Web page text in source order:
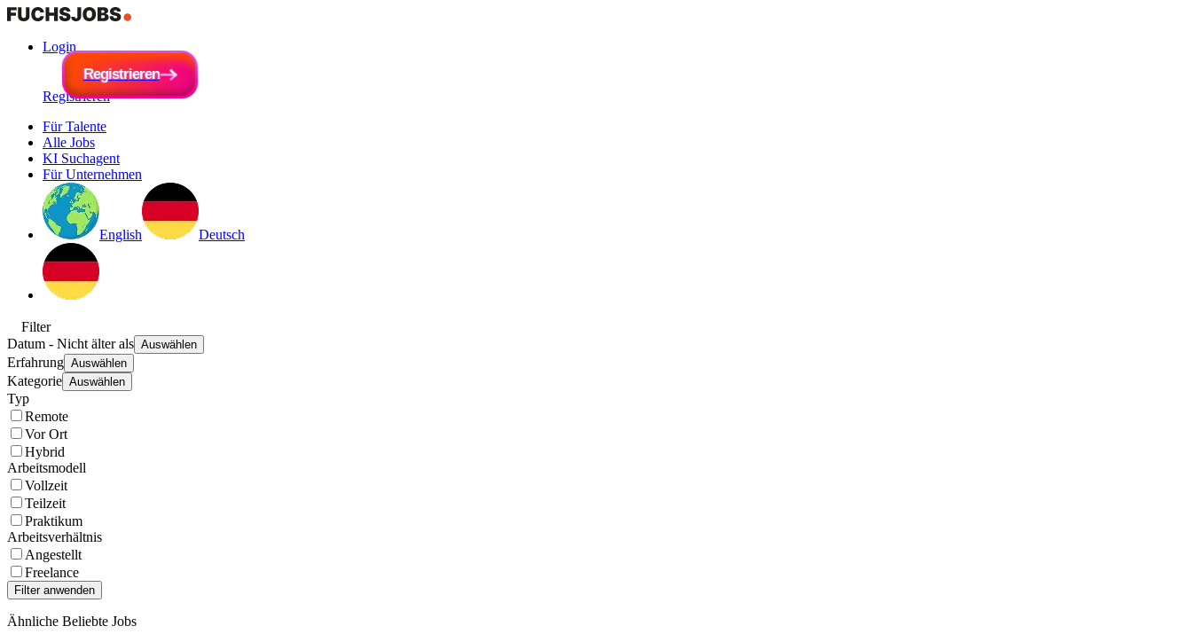
Login
Registrieren
Registrieren
Registrieren
Für Talente
Alle Jobs
KI Suchagent
Für Unternehmen
English Deutsch
Filter
Datum - Nicht älter als Auswählen
Erfahrung Auswählen
Kategorie Auswählen
Typ
Remote
Vor Ort
Hybrid
Arbeitsmodell
Vollzeit
Teilzeit
Praktikum
Arbeitsverhältnis
Angestellt
Freelance
Ähnliche Beliebte Jobs